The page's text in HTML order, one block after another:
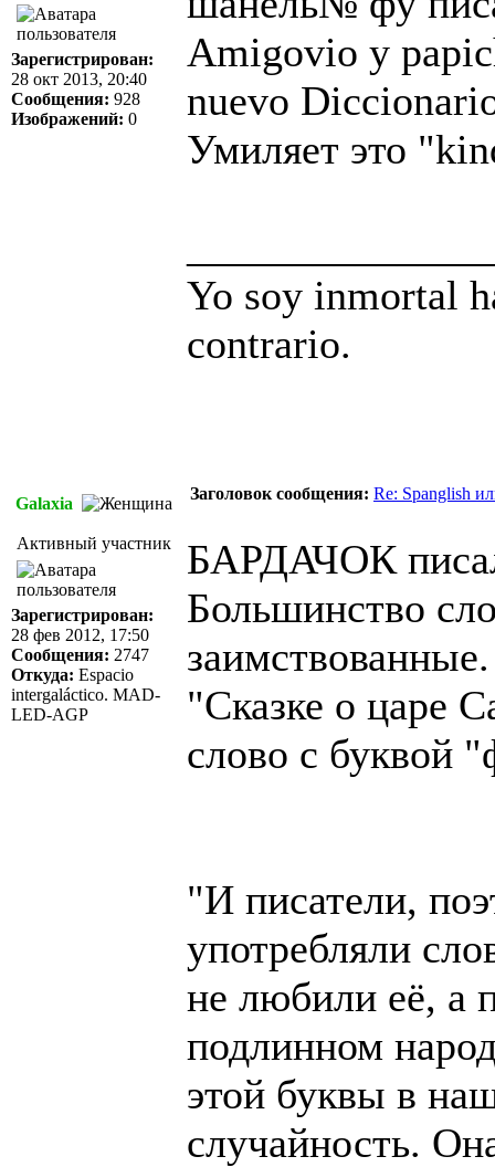
Зарегистрирован:
28 окт 2013, 20:40
Сообщения: 928
Изображений: 0
Amigovio y
nuevo
Умиляет это
Yo soy inmortal
contrario.
Galaxia
Заголовок сообщения: Re: Spanglish
Активный участник
Зарегистрирован:
28 фев 2012, 17:50
Сообщения: 2747
Откуда: Espacio
intergaláctico. MAD-
LED-AGP
БАРДАЧОК
Большинство
"Сказке о царе
слово с буквой
"И писатели,
употребляли
не любили её, а
подлинном
этой буквы в
случайность.